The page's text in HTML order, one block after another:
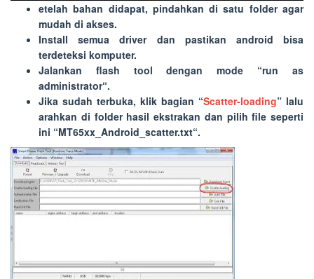
etelah bahan didapat, pindahkan di satu folder agar
mudah di akses.
Install semua driver dan pastikan android bisa
terdeteksi komputer.
Jalankan flash tool dengan mode “run as
administrator“.
Jika sudah terbuka, klik bagian “Scatter-loading” lalu
arahkan di folder hasil ekstrakan dan pilih file seperti
ini “MT65xx_Android_scatter.txt“.